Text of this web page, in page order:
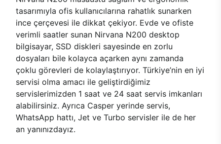
tasarımıyla ofis kullanıcılarına rahatlık sunarken
ince çerçevesi ile dikkat çekiyor. Evde ve ofiste
verimli saatler sunan Nirvana N200 desktop
bilgisayar, SSD diskleri sayesinde en zorlu
dosyaları bile kolayca açarken aynı zamanda
çoklu görevleri de kolaylaştırıyor. Türkiye’nin en iyi
servisi olma amacı ile geliştirdiğimiz
servislerimizden 1 saat ve 24 saat servis imkanları
alabilirsiniz. Ayrıca Casper yerinde servis,
WhatsApp hattı, Jet ve Turbo servisler ile de her
an yanınızdayız.